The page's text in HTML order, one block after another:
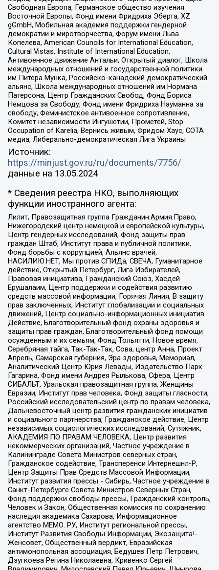
Свободная Европа, Германское общество изучения
Восточной Европы, Фонд имени Фридриха Эберта, XZ
gGmbH, Мобильная академия поддержки гендерной
демократии и миротворчества, Форум имени Льва
Копелева, American Councils for International Education,
Cultural Vistas, Institute of International Education,
Антивоенное движение Антальи, Открытый диалог, Школа
международных отношений и государственной политики
им Питера Мунка, Российско-канадский демократический
альянс, Школа международных отношений им Нормана
Патерсона, Центр Гражданских Свобод, Фонд Бориса
Немцова за Свободу, Фонд имени Фридриха Науманна за
свободу, Феминистское антивоенное сопротивление,
Комитет независимости Ингушетии, Прометей, Stop
Occupation of Karelia, Вернись живым, Фридом Хаус, СОТА
медиа, Либерально-демократическая Лига Украины
Источник:
https://minjust.gov.ru/ru/documents/7756/
данные на 13.05.2024
* Сведения реестра НКО, выполняющих
функции иностранного агента:
Лилит, Правозащитная группа Гражданин.Армия.Право,
Нижегородский центр немецкой и европейской культуры,
Центр гендерных исследований, Фонд защиты прав
граждан Штаб, Институт права и публичной политики,
Фонд борьбы с коррупцией, Альянс врачей,
НАСИЛИЮ.НЕТ, Мы против СПИДа, СВЕЧА, Гуманитарное
действие, Открытый Петербург, Лига Избирателей,
Правовая инициатива, Гражданский Союз, Хасдей
Ерушалаим, Центр поддержки и содействия развитию
средств массовой информации, Горячая Линия, В защиту
прав заключенных, Институт глобализации и социальных
движений, Центр социально-информационных инициатив
Действие, Благотворительный фонд охраны здоровья и
защиты прав граждан, Благотворительный фонд помощи
осужденным и их семьям, Фонд Тольятти, Новое время,
Серебряная тайга, Так-Так-Так, Сова, центр Анна, Проект
Апрель, Самарская губерния, Эра здоровья, Мемориал,
Аналитический Центр Юрия Левады, Издательство Парк
Гагарина, Фонд имени Андрея Рылькова, Сфера, Центр
СИБАЛЬТ, Уральская правозащитная группа, Женщины
Евразии, Институт прав человека, Фонд защиты гласности,
Российский исследовательский центр по правам человека,
Дальневосточный центр развития гражданских инициатив
и социального партнерства, Гражданское действие, Центр
независимых социологических исследований, Сутяжник,
АКАДЕМИЯ ПО ПРАВАМ ЧЕЛОВЕКА, Центр развития
некоммерческих организаций, Частное учреждение в
Калининграде Совета Министров северных стран,
Гражданское содействие, Трансперенси Интернешнл-Р,
Центр Защиты Прав Средств Массовой Информации,
Институт развития прессы - Сибирь, Частное учреждение в
Санкт-Петербурге Совета Министров Северных Стран,
Фонд поддержки свободы прессы, Гражданский контроль,
Человек и Закон, Общественная комиссия по сохранению
наследия академика Сахарова, Информационное
агентство МЕМО. РУ, Институт региональной прессы,
Институт Развития Свободы Информации, Экозащита!-
Женсовет, Общественный вердикт, Евразийская
антимонопольная ассоциация, Бедушев Петр Петрович,
Дзугкоева Регина Николаевна, Кривенко Сергей